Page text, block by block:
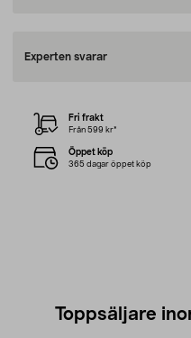
Experten svarar
Fri frakt
Från 599 kr*
Öppet köp
365 dagar öppet köp
Toppsäljare